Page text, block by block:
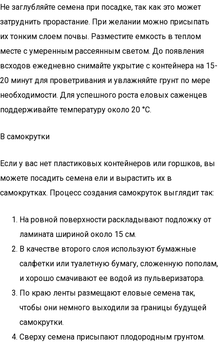
Не заглубляйте семена при посадке, так как это может
затруднить прорастание. При желании можно присыпать
их тонким слоем почвы. Разместите емкость в теплом
месте с умеренным рассеянным светом. До появления
всходов ежедневно снимайте укрытие с контейнера на 15-
20 минут для проветривания и увлажняйте грунт по мере
необходимости. Для успешного роста еловых саженцев
поддерживайте температуру около 20 °С.
В самокрутки
Если у вас нет пластиковых контейнеров или горшков, вы
можете посадить семена ели и вырастить их в
самокрутках. Процесс создания самокруток выглядит так:
На ровной поверхности раскладывают подложку от
ламината шириной около 15 см.
В качестве второго слоя используют бумажные
салфетки или туалетную бумагу, сложенную пополам,
и хорошо смачивают ее водой из пульверизатора.
По краю ленты размещают еловые семена так,
чтобы они немного выходили за границы будущей
самокрутки.
Сверху семена присыпают плодородным грунтом.